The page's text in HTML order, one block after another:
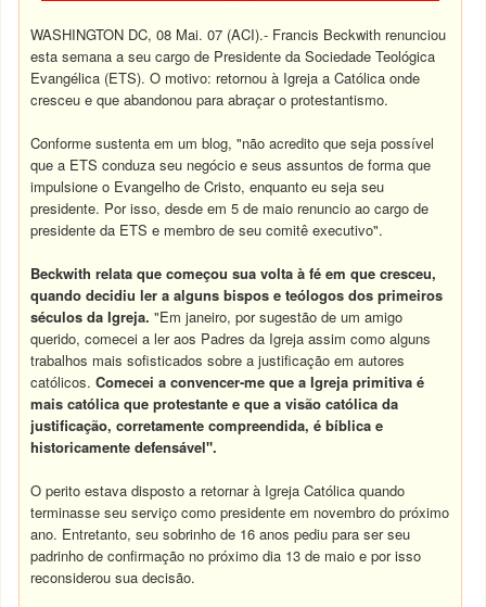
WASHINGTON DC, 08 Mai. 07 (ACI).- Francis Beckwith renunciou
esta semana a seu cargo de Presidente da Sociedade Teológica
Evangélica (ETS). O motivo: retornou à Igreja a Católica onde
cresceu e que abandonou para abraçar o protestantismo.
Conforme sustenta em um blog, "não acredito que seja possível
que a ETS conduza seu negócio e seus assuntos de forma que
impulsione o Evangelho de Cristo, enquanto eu seja seu
presidente. Por isso, desde em 5 de maio renuncio ao cargo de
presidente da ETS e membro de seu comitê executivo".
Beckwith relata que começou sua volta à fé em que cresceu,
quando decidiu ler a alguns bispos e teólogos dos primeiros
séculos da Igreja. "Em janeiro, por sugestão de um amigo
querido, comecei a ler aos Padres da Igreja assim como alguns
trabalhos mais sofisticados sobre a justificação em autores
católicos.Comecei a convencer-me que a Igreja primitiva é
mais católica que protestante e que a visão católica da
justificação, corretamente compreendida, é bíblica e
historicamente defensável".
O perito estava disposto a retornar à Igreja Católica quando
terminasse seu serviço como presidente em novembro do próximo
ano. Entretanto, seu sobrinho de 16 anos pediu para ser seu
padrinho de confirmação no próximo dia 13 de maio e por isso
reconsiderou sua decisão.